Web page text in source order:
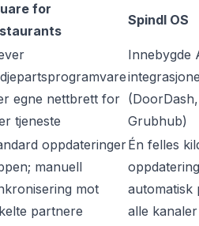
for
Spindl OS
egne nettbrett for
tjeneste
Innebygde
Grubhub)
oppdateringer
manuell
mot
partnere
Én felles
automatisk
alle kanaler